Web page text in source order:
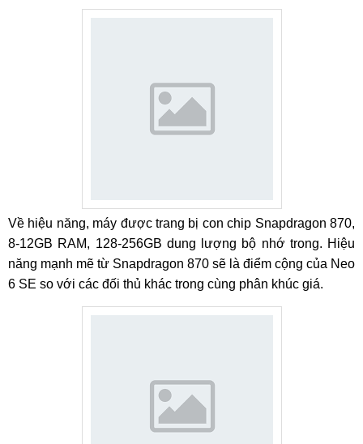
Về hiệu năng, máy được trang bị con chip Snapdragon 870,
8-12GB RAM, 128-256GB dung lượng bộ nhớ trong. Hiệu
năng mạnh mẽ từ Snapdragon 870 sẽ là điểm cộng của Neo
6 SE so với các đối thủ khác trong cùng phân khúc giá.